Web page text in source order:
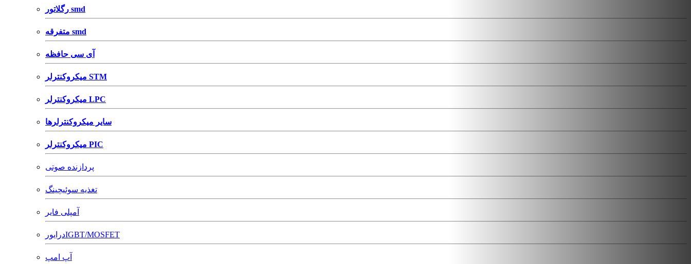
رگلاتور smd
متفرقه smd
آی سی حافظه
میکروکنترلر STM
میکروکنترلر LPC
سایر میکروکنترلرها
میکروکنترلر PIC
پردازنده صوتی
تغذیه سوئیچینگ
آمپلی فایر
درایورIGBT/MOSFET
آپ امپ